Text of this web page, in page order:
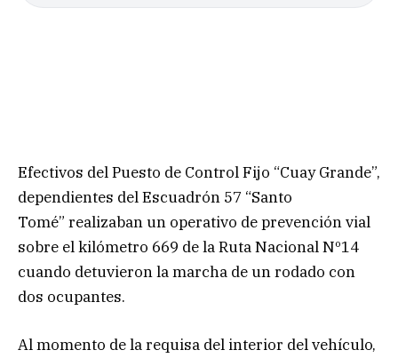
Efectivos del Puesto de Control Fijo “Cuay Grande”,
dependientes del Escuadrón 57 “Santo
Tomé” realizaban un operativo de prevención vial
sobre el kilómetro 669 de la Ruta Nacional Nº14
cuando detuvieron la marcha de un rodado con
dos ocupantes.
Al momento de la requisa del interior del vehículo,